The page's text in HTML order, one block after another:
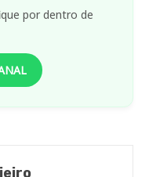
por dentro de